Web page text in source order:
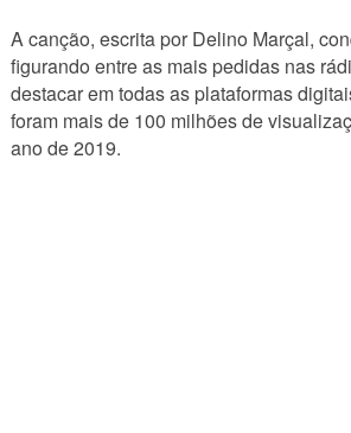
A canção, escrita por Delino Marçal,
figurando entre as mais pedidas nas
destacar em todas as plataformas
foram mais de 100 milhões de
ano de 2019.